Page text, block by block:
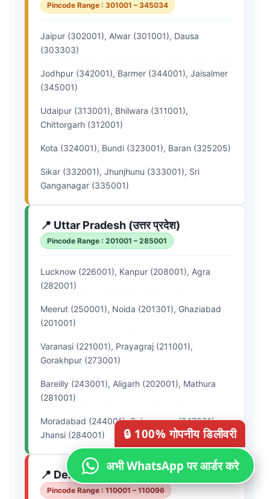
🔒 100% गोपनीय डिलीवरी
अभी WhatsApp पर आर्डर करे
Pincode Range : 301001 – 345034
Jaipur (302001), Alwar (301001), Dausa
(303303)
Jodhpur (342001), Barmer (344001), Jaisalmer
(345001)
Udaipur (313001), Bhilwara (311001),
Chittorgarh (312001)
Kota (324001), Bundi (323001), Baran (325205)
Sikar (332001), Jhunjhunu (333001), Sri
Ganganagar (335001)
📍 Uttar Pradesh (उत्तर प्रदेश)
Pincode Range : 201001 – 285001
Lucknow (226001), Kanpur (208001), Agra
(282001)
Meerut (250001), Noida (201301), Ghaziabad
(201001)
Varanasi (221001), Prayagraj (211001),
Gorakhpur (273001)
Bareilly (243001), Aligarh (202001), Mathura
(281001)
Moradabad (244001), Saharanpur (247001),
Jhansi (284001)
📍 Delhi (दिल्ली)
Pincode Range : 110001 – 110096